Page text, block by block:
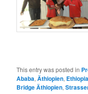
This entry was posted in
Ababa,Äthiopien,
Bridge Äthiopien,